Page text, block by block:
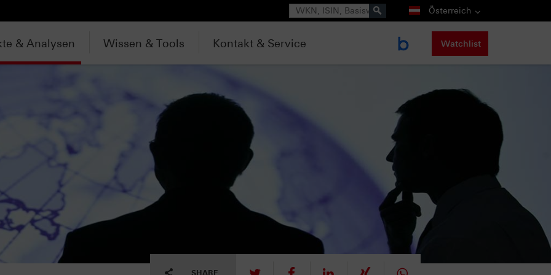
Suche Österreich
& Analysen Wissen & Tools Kontakt & Service Watchlist
SHARE tweet mitteilen